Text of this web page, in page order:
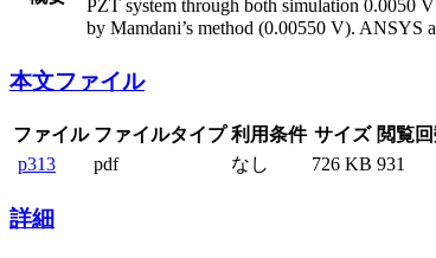
PZT system through both simulation 0.0050
by Mamdani’s method (0.00550 V). ANSYS
本文ファイル
ファイル ファイルタイプ 利用条件 サイズ 閲覧
p313
pdf なし 726 KB 931
詳細